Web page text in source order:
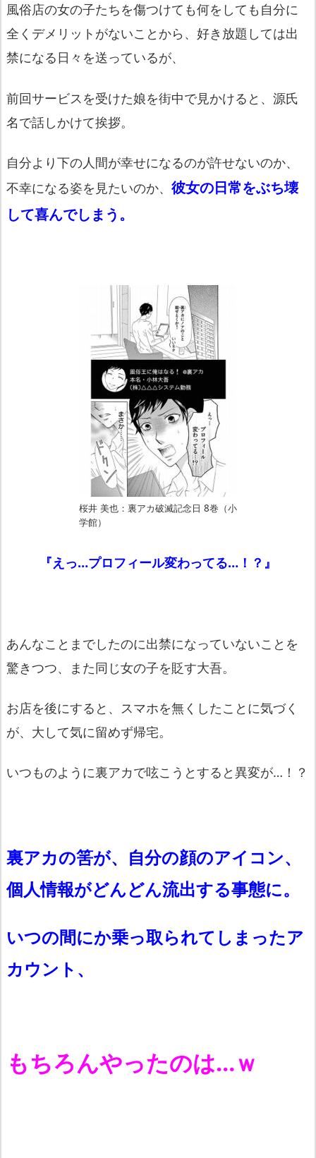
風俗店の女の子たちを傷つけても何をしても自分に
全くデメリットがないことから、好き放題しては出
禁になる日々を送っているが、
前回サービスを受けた娘を街中で見かけると、源氏
名で話しかけて挨拶。
自分より下の人間が幸せになるのが許せないのか、
不幸になる姿を見たいのか、 彼女の日常をぶち壊
して喜んでしまう。
桜井 美也：裏アカ破滅記念日 8巻（小
学館）
『えっ…プロフィール変わってる…！？』
あんなことまでしたのに出禁になっていないことを
驚きつつ、また同じ女の子を貶す大吾。
お店を後にすると、スマホを無くしたことに気づく
が、大して気に留めず帰宅。
いつものように裏アカで呟こうとすると異変が…！？
裏アカの筈が、自分の顔のアイコン、
個人情報がどんどん流出する事態に。
いつの間にか乗っ取られてしまったア
カウント、
もちろんやったのは…ｗ